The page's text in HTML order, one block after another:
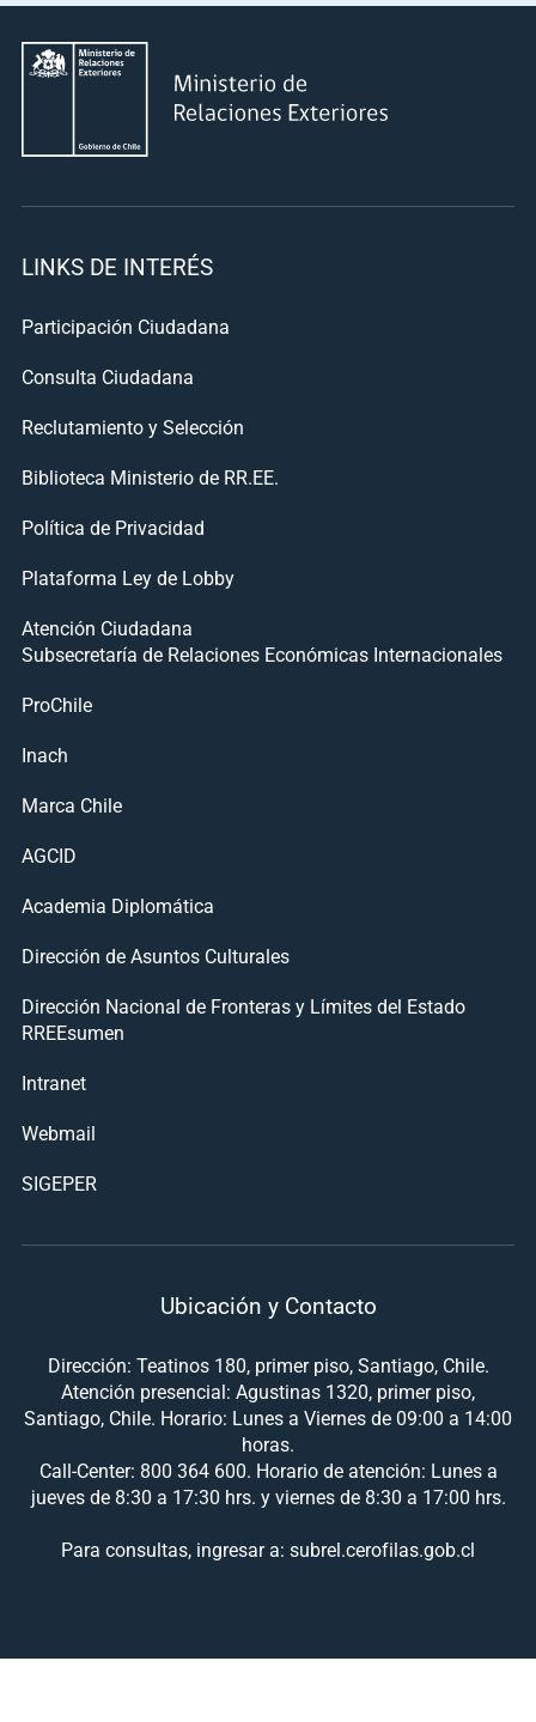
LINKS DE INTERÉS
Participación Ciudadana
Consulta Ciudadana
Reclutamiento y Selección
Biblioteca Ministerio de RR.EE.
Política de Privacidad
Plataforma Ley de Lobby
Atención Ciudadana
Subsecretaría de Relaciones Económicas Internacionales
ProChile
Inach
Marca Chile
AGCID
Academia Diplomática
Dirección de Asuntos Culturales
Dirección Nacional de Fronteras y Límites del Estado
RREEsumen
Intranet
Webmail
SIGEPER
Ubicación y Contacto
Dirección: Teatinos 180, primer piso, Santiago, Chile.
Atención presencial: Agustinas 1320, primer piso,
Santiago, Chile. Horario: Lunes a Viernes de 09:00 a 14:00
horas.
Call-Center: 800 364 600. Horario de atención: Lunes a
jueves de 8:30 a 17:30 hrs. y viernes de 8:30 a 17:00 hrs.
Para consultas, ingresar a: subrel.cerofilas.gob.cl